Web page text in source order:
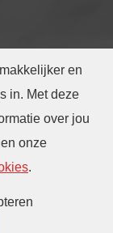
en
in. Met deze
over jou
onze
.